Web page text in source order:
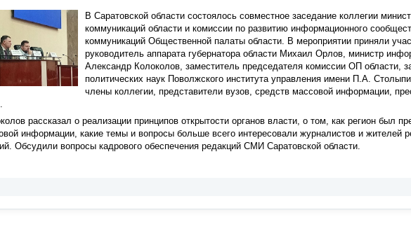
В Саратовской области состоялось совместное заседание коллегии
коммуникаций области и комиссии по развитию информационного
коммуникаций Общественной палаты области. В мероприятии приняли
руководитель аппарата губернатора области Михаил Орлов, министр
Александр Колоколов, заместитель председателя комиссии ОП области,
политических наук Поволжского института управления имени П.А.
члены коллегии, представители вузов, средств массовой информации,
рассказал о реализации принципов открытости органов власти, о том, как регион был
информации, какие темы и вопросы больше всего интересовали журналистов и жителей
Обсудили вопросы кадрового обеспечения редакций СМИ Саратовской области.